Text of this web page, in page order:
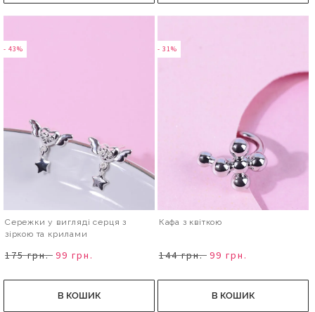
- 43%
Сережки у вигляді серця з
зіркою та крилами
175 грн. 99 грн.
В КОШИК
- 31%
Кафа з квіткою
144 грн. 99 грн.
В КОШИК